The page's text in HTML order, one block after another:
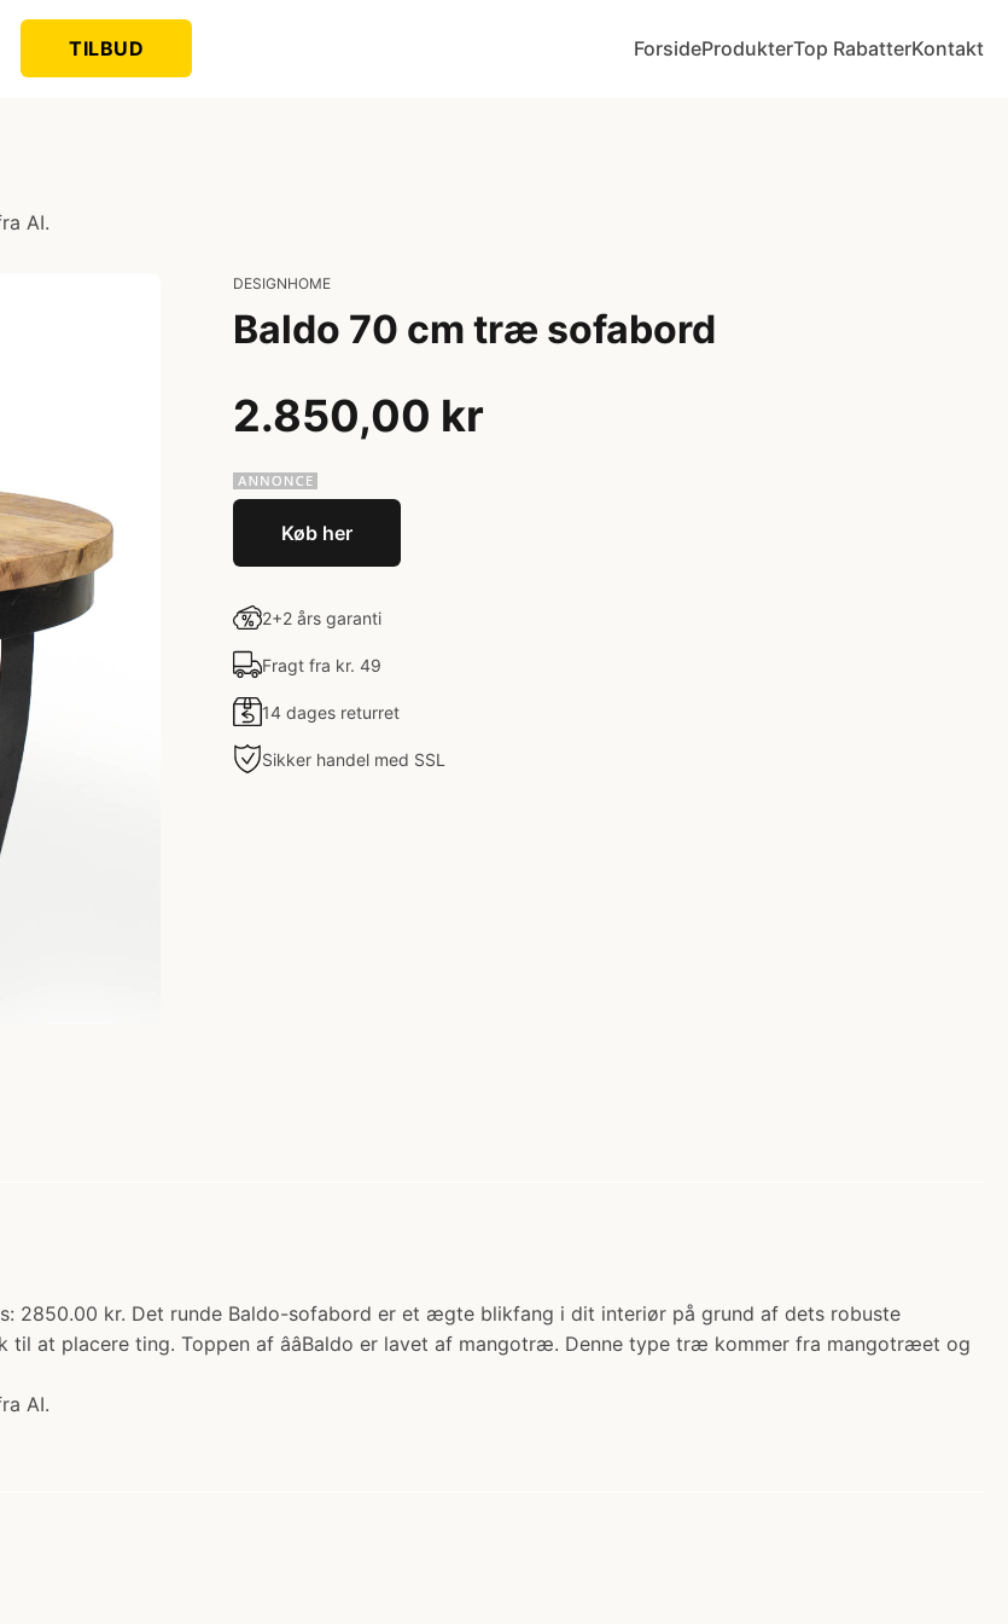
TILBUD ForsideProdukterTop RabatterKontakt
AI.
DESIGNHOME
Baldo 70 cm træ sofabord
2.850,00 kr
Køb her
2+2 års garanti
Fragt fra kr. 49
14 dages returret
Sikker handel med SSL
2850.00 kr. Det runde Baldo-sofabord er et ægte blikfang i dit interiør på grund af dets robuste
at placere ting. Toppen af ââBaldo er lavet af mangotræ. Denne type træ kommer fra mangotræet og
AI.